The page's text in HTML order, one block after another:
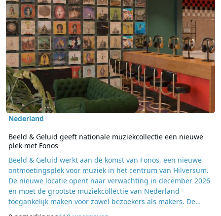
Nederland
Beeld & Geluid geeft nationale muziekcollectie een nieuwe
plek met Fonos
Beeld & Geluid werkt aan de komst van Fonos, een nieuwe
ontmoetingsplek voor muziek in het centrum van Hilversum.
De nieuwe locatie opent naar verwachting in december 2026
en moet de grootste muziekcollectie van Nederland
toegankelijk maken voor zowel bezoekers als makers. De
verbouwing van de publieksruimte is inmiddels begonnen.